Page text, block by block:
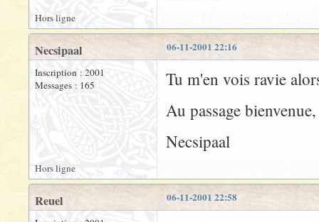
Hors ligne
06-11-2001 22:16
Necsipaal
Inscription : 2001
Messages : 165
Tu m'en vois ravie
Au passage
Necsipaal
Hors ligne
06-11-2001 22:58
Reuel